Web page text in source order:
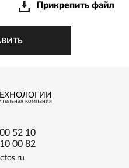
Прикрепить файл
компания
52 10
00 82